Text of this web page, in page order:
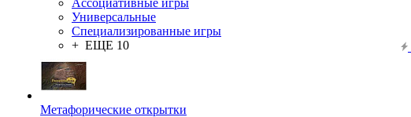
Ассоциативные игры
Универсальные
Специализированные игры
+ ЕЩЕ 10
Метафорические открытки